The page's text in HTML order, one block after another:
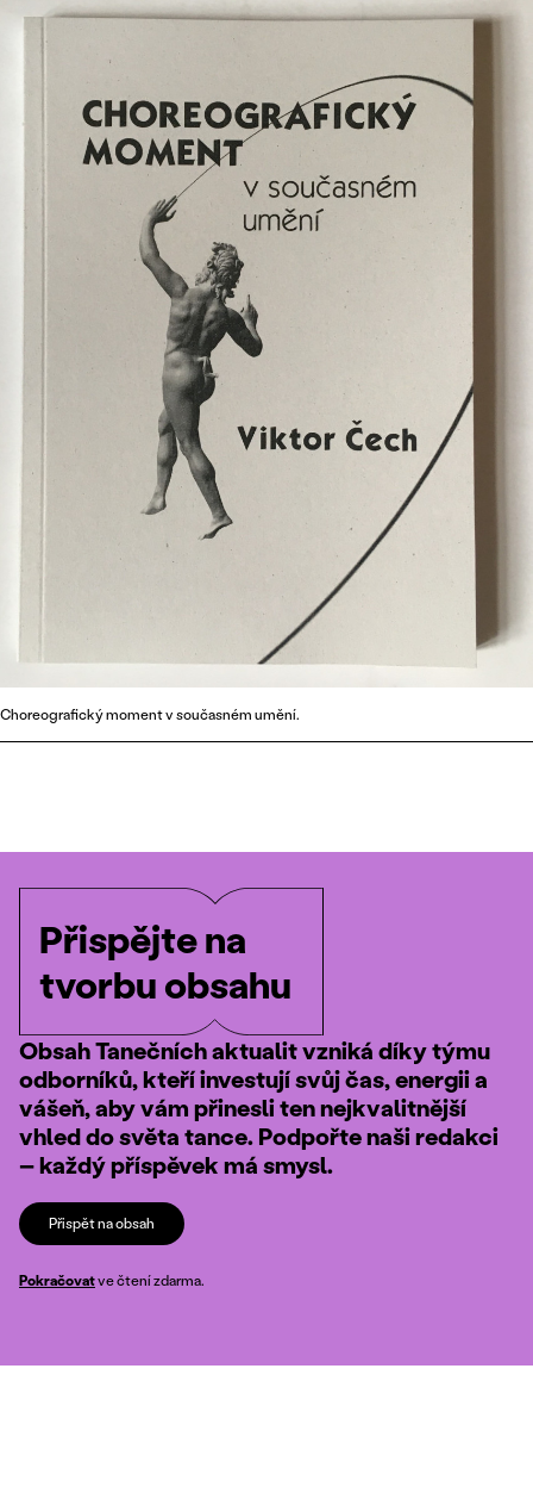
Choreografický moment v současném umění.
Přispějte na
tvorbu obsahu
Obsah Tanečních aktualit vzniká díky týmu
odborníků, kteří investují svůj čas, energii a
vášeň, aby vám přinesli ten nejkvalitnější
vhled do světa tance. Podpořte naši redakci
– každý příspěvek má smysl.
Přispět na obsah
Pokračovatve čtení zdarma.